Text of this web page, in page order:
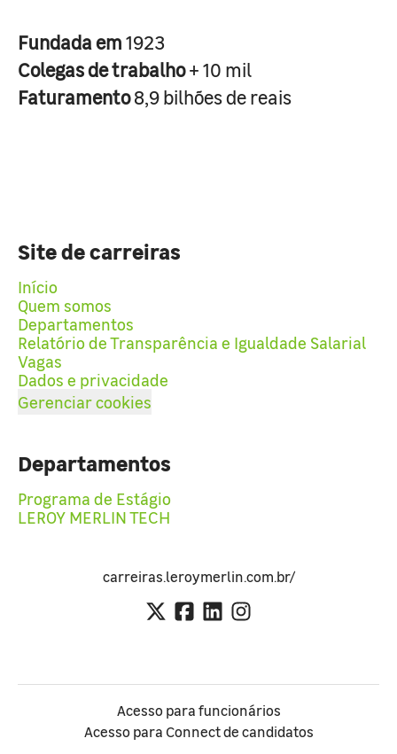
Fundada em1923
Colegas de trabalho+ 10 mil
Faturamento8,9 bilhões de reais
Site de carreiras
Início
Quem somos
Departamentos
Relatório de Transparência e Igualdade Salarial
Vagas
Dados e privacidade
Gerenciar cookies
Departamentos
Programa de Estágio
LEROY MERLIN TECH
carreiras.leroymerlin.com.br/
Acesso para funcionários
Acesso para Connect de candidatos